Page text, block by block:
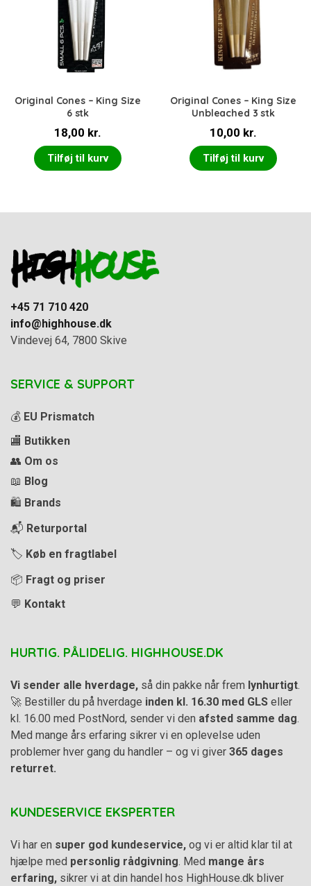
Original Cones – King Size
6 stk
18,00 kr.
Tilføj til kurv
Original Cones – King Size
Unbleached 3 stk
10,00 kr.
Tilføj til kurv
+45 71 710 420
info@highhouse.dk
Vindevej 64, 7800 Skive
SERVICE & SUPPORT
💰 EU Prismatch
🏬 Butikken
👥 Om os
📖 Blog
🛍️ Brands
📬 Returportal
🏷️ Køb en fragtlabel
📦 Fragt og priser
💬 Kontakt
HURTIG. PÅLIDELIG. HIGHHOUSE.DK
Vi sender alle hverdage, så din pakke når frem lynhurtigt
🚀 Bestiller du på hverdage inden kl. 16.30 med GLS eller
kl. 16.00 med PostNord, sender vi den afsted samme dag
Med mange års erfaring sikrer vi en oplevelse uden
problemer hver gang du handler – og vi giver 365 dages
returret.
KUNDESERVICE EKSPERTER
Vi har en super god kundeservice, og vi er altid klar til at
hjælpe med personlig rådgivning . Med mange års
erfaring, sikrer vi at din handel hos HighHouse.dk bliver